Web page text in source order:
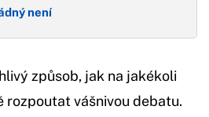
není
způsob, jak na jakékoli
rozpoutat vášnivou debatu.